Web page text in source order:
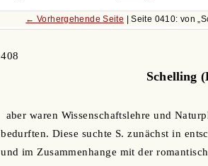
← Vorhergehende Seite | Seite 0410: von
408
Schelling
aber waren Wissenschaftslehre und
bedurften. Diese suchte S. zunächst in
und im Zusammenhange mit der